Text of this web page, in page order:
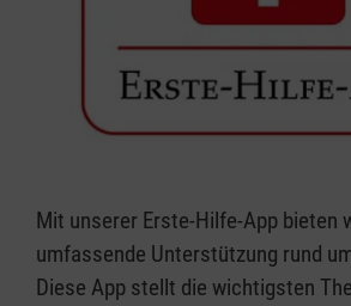
Mit unserer Erste-Hilfe-App bieten
umfassende Unterstützung rund
Diese App stellt die wichtigsten